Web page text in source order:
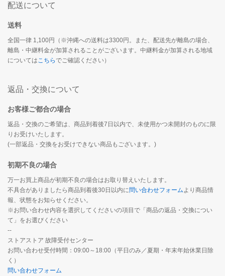
配送について
送料
全国一律 1,100円（※沖縄への送料は3300円。また、配送先が離島の場合、
離島・中継料金が加算されることがございます。中継料金が加算される地域
については こちらでご確認ください）
返品・交換について
お客様ご都合の場合
返品・交換のご希望は、商品到着後7日以内で、未使用かつ未開封のものに限
りお受けいたします。
(一部返品・交換をお受けできない商品もございます。)
初期不良の場合
万一お買上商品が初期不良の場合はお取り替えいたします。
不具合がありましたら商品到着後30日以内に問い合わせフォーム より商品情
報、状態をお知らせください。
※お問い合わせ内容を選択してくださいの項目で「商品の返品・交換につい
て」をお選びください
--
ストアストア 故障受付センター
お問い合わせ受付時間：09:00～18:00（平日のみ／夏期・年末年始休業日除
く）
問い合わせフォーム